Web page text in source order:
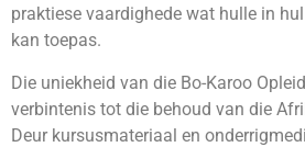
praktiese vaardighede wat hulle in
kan toepas.
Die uniekheid van die Bo-Karoo
verbintenis tot die behoud van die
Deur kursusmateriaal en